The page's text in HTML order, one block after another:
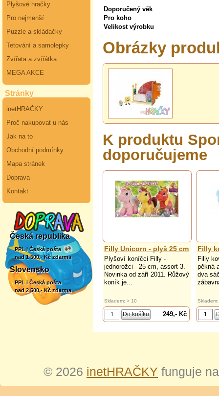
Plyšové hračky
Pro nejmenší
Puzzle a skládačky
Tetování a samolepky
Zvířata a zvířátka
MEGA AKCE
Stránky
inetHRAČKY
Proč nakupovat u nás
Jak na to
Obchodní podmínky
Mapa stránek
Doprava
Kontakt
Česká republika
PPL i Česká pošta
nad 1 500,- Kč zdarma
Slovensko
PPL i Česká pošta
nad 2 500,- Kč zdarma
Doporučený věk
Pro koho
Velikost výrobku
Obrázky
K produktu
doporučujeme
Filly Unicorn - plyš 25 cm
Plyšoví koníčci Filly -
jednorožci - 25 cm, assort 3.
Novinka od září 2011. Růžový
koník je...
Skladem: > 10
249,- Kč
Filly
Filly
pěkná
dva
© 2026 inetHRAČKY funguje